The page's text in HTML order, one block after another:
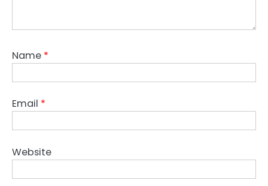
Name *
Email *
Website